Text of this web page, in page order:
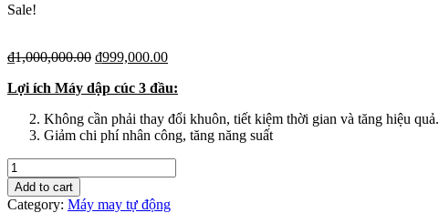
Sale!
₫1,000,000.00 Original
was:
₫999,000.00Current
is:
Lợi ích Máy dập cúc 3 đầu:
Không cần phải thay đổi khuôn, tiết kiệm thời gian và tăng hiệu quả.
Giảm chi phí nhân công, tăng năng suất
Máy
Dập
cúc
3
Add to cart
Category: Máy may tự động